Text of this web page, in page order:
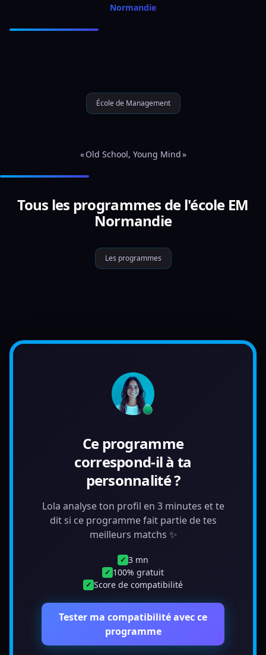
Normandie
École de Management
« Old School, Young Mind »
Tous les programmes de l'école EM
Normandie
Les programmes
Ce programme
correspond-il à ta
personnalité ?
Lola analyse ton profil en 3 minutes et te
dit si ce programme fait partie de tes
meilleurs matchs ✨
✓ 3 mn
✓ 100% gratuit
✓ Score de compatibilité
Tester ma compatibilité avec ce
programme